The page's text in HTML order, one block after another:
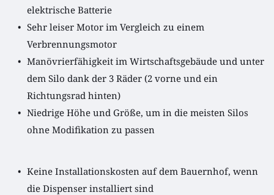
elektrische Batterie
Sehr leiser Motor im Vergleich zu einem
Verbrennungsmotor
Manövrierfähigkeit im Wirtschaftsgebäude und unter
dem Silo dank der 3 Räder (2 vorne und ein
Richtungsrad hinten)
Niedrige Höhe und Größe, um in die meisten Silos
ohne Modifikation zu passen
Keine Installationskosten auf dem Bauernhof, wenn
die Dispenser installiert sind